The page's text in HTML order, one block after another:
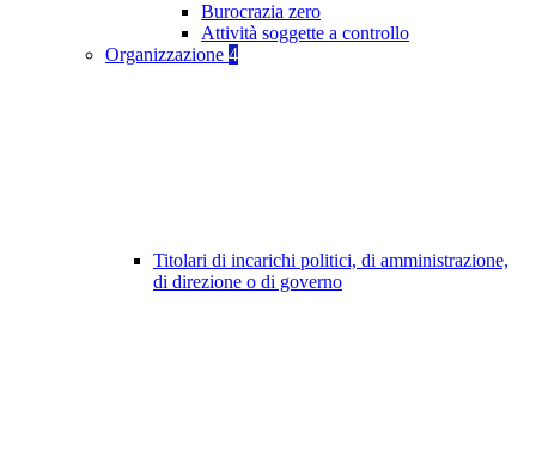
Burocrazia zero
Attività soggette a controllo
Organizzazione 4
Titolari di incarichi politici, di amministrazione,
di direzione o di governo